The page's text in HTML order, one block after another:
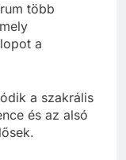
több
a
a szakrális
és az alsó